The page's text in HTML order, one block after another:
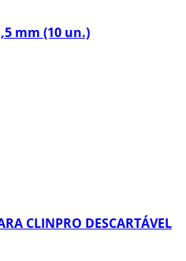
mm (10 un.)
CLINPRO DESCARTÁVEL